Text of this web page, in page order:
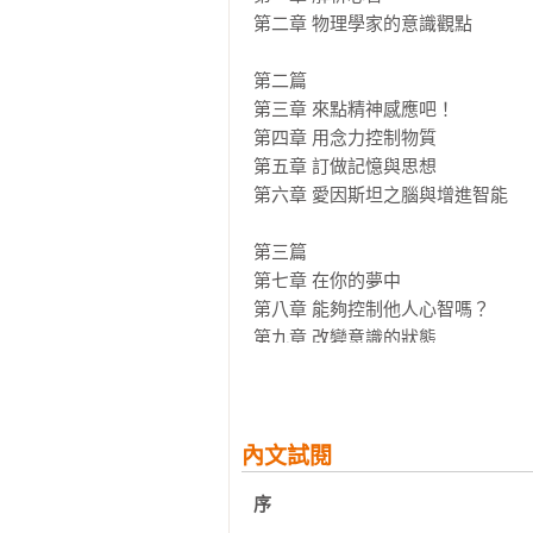
摩根大通（JPMorgan）推薦10大好
專家推薦
王道還／中研院史語所助理研究員
陳豫弘／《探索頻道雜誌》總編輯
焦傳金／清華大學系統神經科學研
謝仁俊／陽明大學腦科學研究所教授
謝伯讓／杜克新加坡國大神經科學
藍祖蔚／電影書寫人
《紐約時報》、英國《獨立報》、
誌、《自然》雜誌、《書單》期刊
第二章 物理學家的意識觀點
第二篇
第三章 來點精神感應吧！
第四章 用念力控制物質
第五章 訂做記憶與思想
第六章 愛因斯坦之腦與增進智能
第三篇
第七章 在你的夢中
第八章 能夠控制他人心智嗎？
第九章 改變意識的狀態
第十三章 純能量心智
第十五章 結語
內文試閱
序